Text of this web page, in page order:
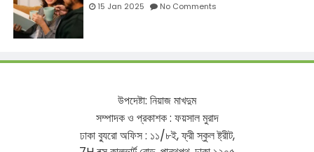
15 Jan 2025 No Comments
উপদেষ্টা: নিয়াজমাখদুম
সম্পাদকও প্রকাশক: ফয়সালমুরাদ
ঢাকাব্যুরোঅফিস: ১১/৮ই,ফ্রীস্কুলষ্ট্রীট,